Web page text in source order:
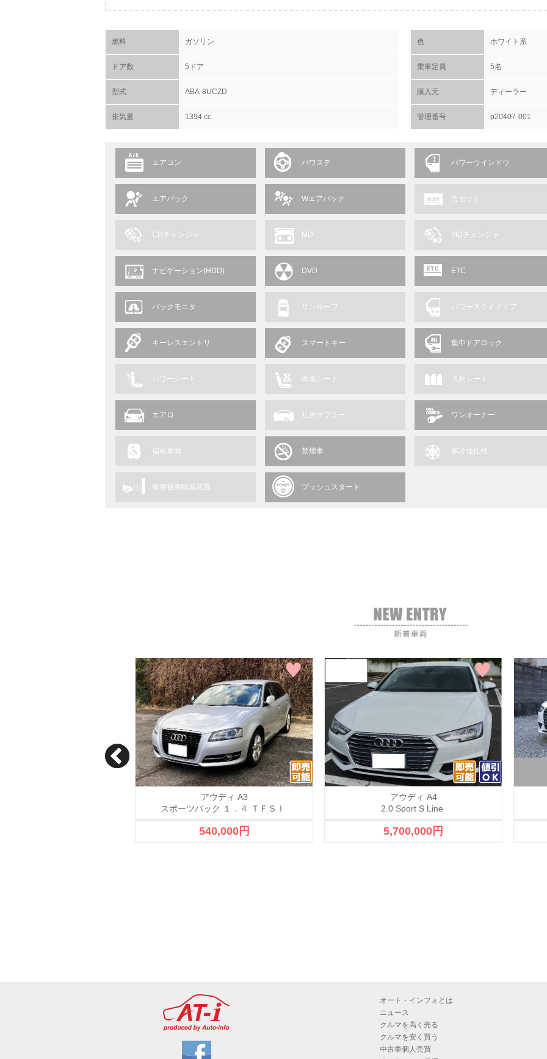
燃料 ガソリン 色 ホワイト系
ドア数 5ドア 乗車定員 5名
型式 ABA-8UCZD 購入元 ディーラー
排気量 1394 cc 管理番号 p20407-001
エアコン パワステ パワーウインドウ
エアバック Wエアバック カセット
CDチェンジャ MD MDチェンジャ
ナビゲーション(HDD) DVD ETC
バックモニタ サンルーフ パワースライドドア
キーレスエントリ スマートキー 集中ドアロック
パワーシート 本革シート ３列シート
エアロ 社外マフラー ワンオーナー
福祉車両 禁煙車 寒冷地仕様
衝突被害軽減装置 プッシュスタート
アウディ A3
スポーツバック １．４ ＴＦＳＩ
540,000円
アウディ A4
2.0 Sport S Line
5,700,000円
オート・インフォとは
ニュース
クルマを高く売る
クルマを安く買う
中古車個人売買